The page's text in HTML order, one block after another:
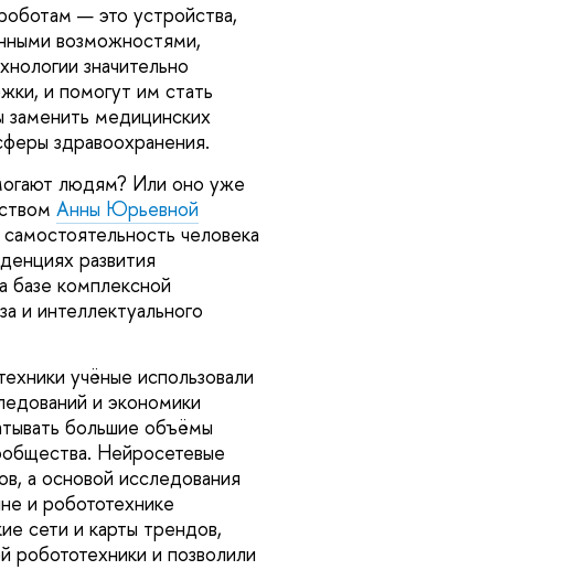
— это устройства,
возможностями,
значительно
и помогут им стать
медицинских
здравоохранения.
людям? Или оно уже
Анны Юрьевной
человека
развития
базе комплексной
и интеллектуального
учёные использовали
и экономики
большие объёмы
Нейросетевые
а основой исследования
и робототехнике
сети и карты трендов,
робототехники и позволили